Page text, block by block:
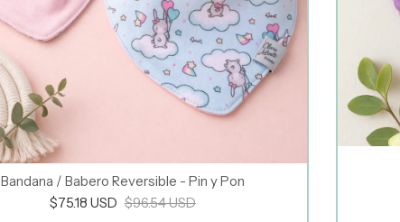
Bandana / Babero Reversible - Pin y Pon
$75.18 USD $96.54 USD